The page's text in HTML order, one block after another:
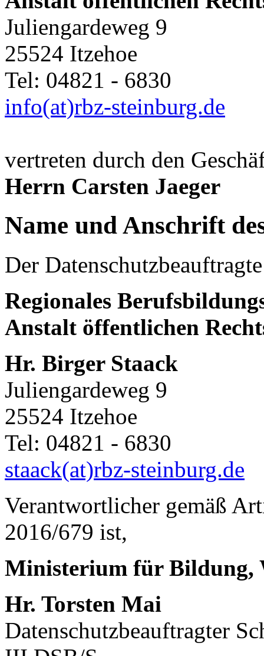
Juliengardeweg 9
25524 Itzehoe
Tel: 04821 - 6830
info(at)rbz-steinburg.de
vertreten durch den
Herrn Carsten Jaeger
Name und Anschrift
Der
Regionales
Anstalt öffentlichen
Hr. Birger Staack
Juliengardeweg 9
25524 Itzehoe
Tel: 04821 - 6830
staack(at)rbz-steinburg.de
Verantwortlicher gemäß
2016/679 ist,
Ministerium für Bildung,
Hr. Torsten Mai
Datenschutzbeauftragter